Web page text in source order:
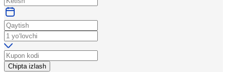
Chipta izlash